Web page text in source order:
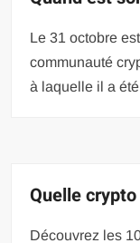
Le 31 octobre
communauté
à laquelle il a
Quelle
Découvrez les